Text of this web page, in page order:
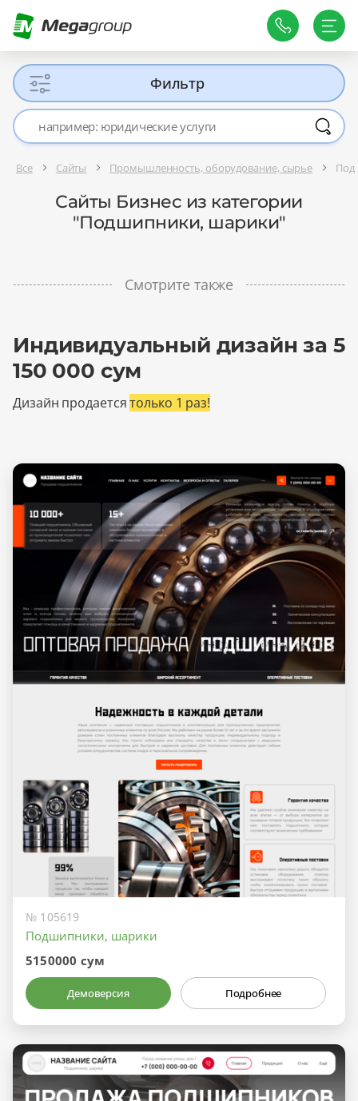
Фильтр
Все Сайты Промышленность, оборудование, сырье
Сайты Бизнес из категории
"Подшипники, шарики"
Смотрите также
Индивидуальный дизайн за 5
150 000 сум
Дизайн продаетсятолько 1 раз!
№ 105619
Подшипники, шарики
5150000 сум
Демоверсия Подробнее